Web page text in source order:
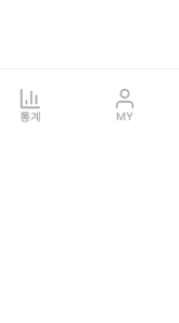
통계 MY